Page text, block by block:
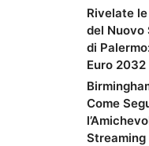
Rivelate
del Nuovo
di
Euro 2032
Come